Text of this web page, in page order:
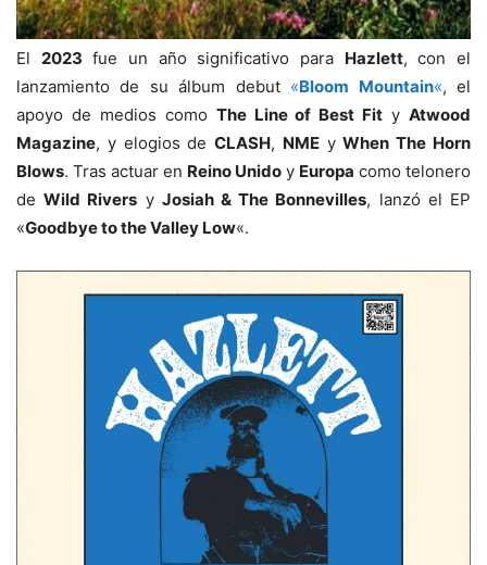
El 2023 fue un año significativo para Hazlett, con el
lanzamiento de su álbum debut «Bloom Mountain«, el
apoyo de medios como The Line of Best Fit yAtwood
Magazine, y elogios deCLASH, NMEyWhen The Horn
Blows. Tras actuar en Reino Unido y Europa como telonero
deWild Rivers y Josiah & The Bonnevilles, lanzó el EP
«Goodbye to the Valley Low«.